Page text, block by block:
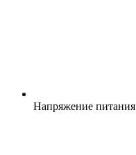
Напряжение питания